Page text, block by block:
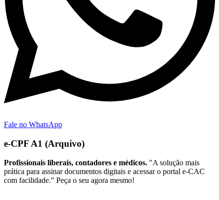
Fale no WhatsApp
e-CPF A1 (Arquivo)
Profissionais liberais, contadores e médicos. "A solução mais
prática para assinar documentos digitais e acessar o portal e-CAC
com facilidade." Peça o seu agora mesmo!